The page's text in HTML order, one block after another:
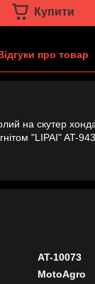
Купити
про товар
на скутер
"LIPAI" AT-
AT-10073
MotoAgro